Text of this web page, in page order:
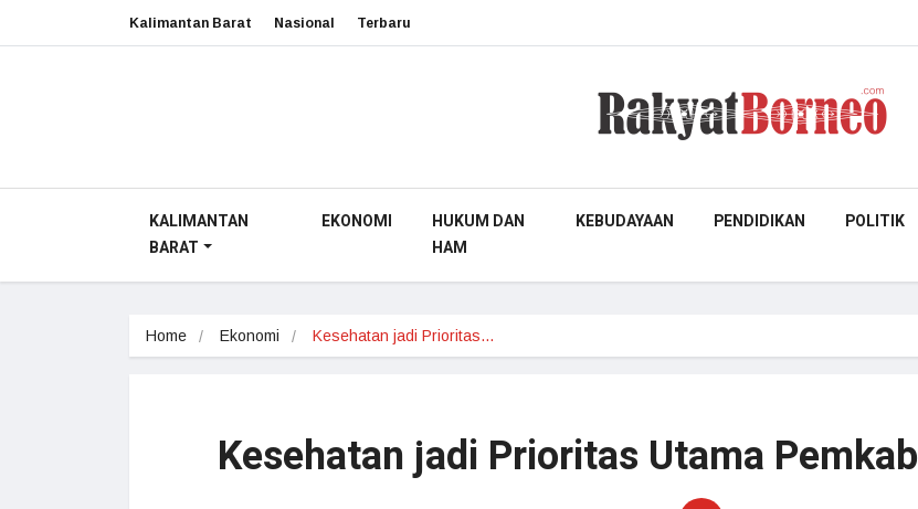
Kalimantan Barat Nasional Terbaru
KALIMANTAN
BARAT
EKONOMI
HUKUM DAN
HAM
KEBUDAYAAN PENDIDIKAN POLITIK
Home Ekonomi Kesehatan jadi Prioritas…
Kesehatan jadi Prioritas Utama Pemkab